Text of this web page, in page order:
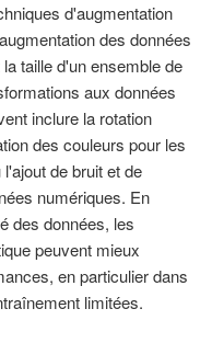
d'augmentation
des données
taille d'un ensemble de
aux données
inclure la rotation
des couleurs pour les
de bruit et de
numériques. En
des données, les
peuvent mieux
en particulier dans
limitées.